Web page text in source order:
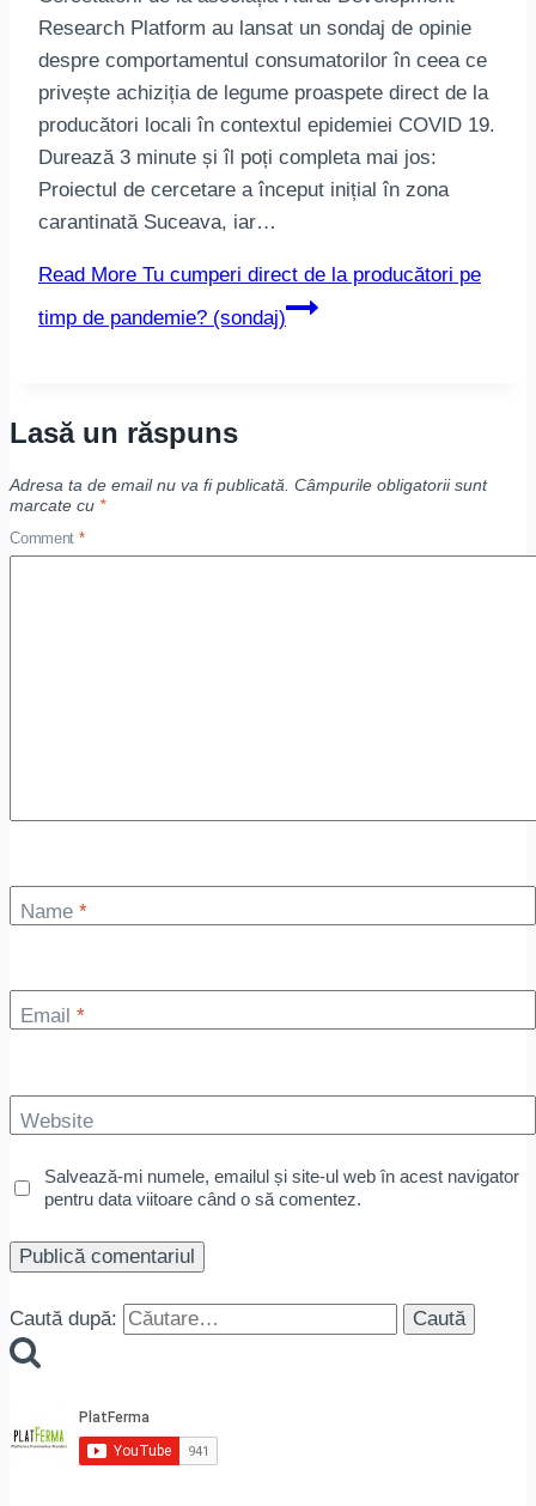
Research Platform au lansat un sondaj de opinie
despre comportamentul consumatorilor în ceea ce
privește achiziția de legume proaspete direct de la
producători locali în contextul epidemiei COVID 19.
Durează 3 minute și îl poți completa mai jos:
Proiectul de cercetare a început inițial în zona
carantinată Suceava, iar…
Read More Tu cumperi direct de la producători pe
timp de pandemie? (sondaj)
Lasă un răspuns
Adresa ta de email nu va fi publicată. Câmpurile obligatorii sunt
marcate cu *
Comment *
Name *
Email *
Website
Salvează-mi numele, emailul și site-ul web în acest navigator
pentru data viitoare când o să comentez.
Caută după: